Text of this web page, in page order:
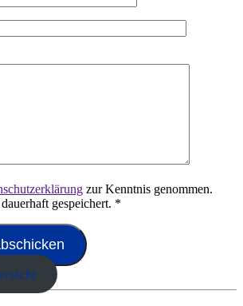
zur Kenntnis genommen.
gespeichert. *